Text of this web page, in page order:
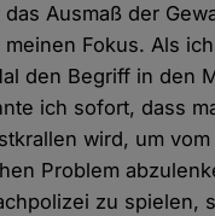
Ausmaß der
meinen Fokus. Als
den Begriff in den
ich sofort, dass
wird, um vom
Problem
zu spielen,